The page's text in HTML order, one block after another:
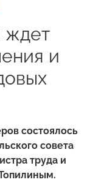
ждет
и
состоялось
совета
труда и